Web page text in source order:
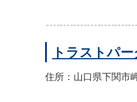
トラストパ
住所：山口県下関市